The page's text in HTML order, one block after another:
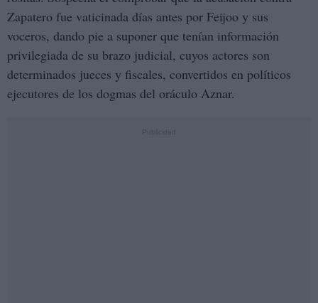
Zapatero fue vaticinada días antes por Feijoo y sus
voceros, dando pie a suponer que tenían información
privilegiada de su brazo judicial, cuyos actores son
determinados jueces y fiscales, convertidos en políticos
ejecutores de los dogmas del oráculo Aznar.